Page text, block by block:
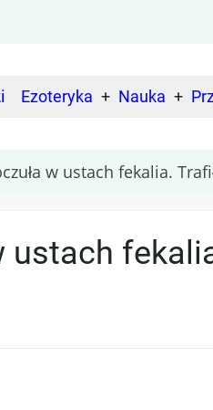
Ezoteryka Nauka
w ustach fekalia.
ustach